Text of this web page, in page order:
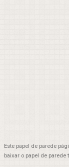
Este papel de parede
baixar o papel de